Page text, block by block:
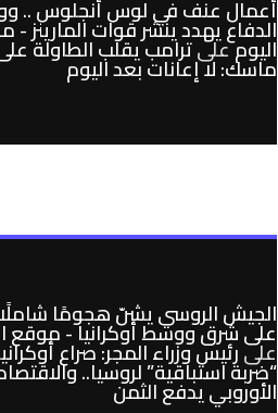
أعمال عنف في لوس أنجلوس ..
الدفاع يهدد ينشر قوات المارينز -
اليومعلىترامب يقلب الطاولة
ماسك: لا إعانات بعد اليوم
الجيش الروسي يشنّ هجومًا شاملًا
على شرق ووسط أوكرانيا - موقع
علىرئيس وزراء المجر: صراع
“ضربة استباقية” لروسيا..
الأوروبي يدفع الثمن